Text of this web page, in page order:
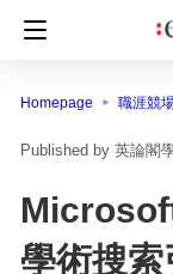
Homepage 職涯競
英論閣
學術搜索